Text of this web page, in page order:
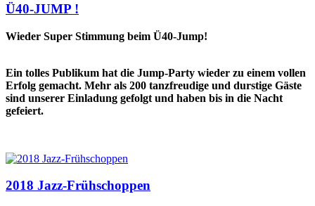
Ü40-JUMP !
Wieder Super Stimmung beim Ü40-Jump!
Ein tolles Publikum hat die Jump-Party wieder zu einem vollen
Erfolg gemacht. Mehr als 200 tanzfreudige und durstige Gäste
sind unserer Einladung gefolgt und haben bis in die Nacht
gefeiert.
2018 Jazz-Frühschoppen